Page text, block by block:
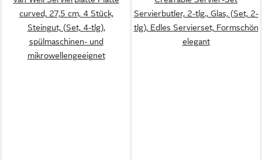
curved, 27,5 cm, 4 Stück,
Steingut, (Set, 4-tlg),
spülmaschinen- und
mikrowellengeeignet
Servierbutler, 2-tlg., Glas, (Set, 2-
tlg), Edles Servierset, Formschön
elegant